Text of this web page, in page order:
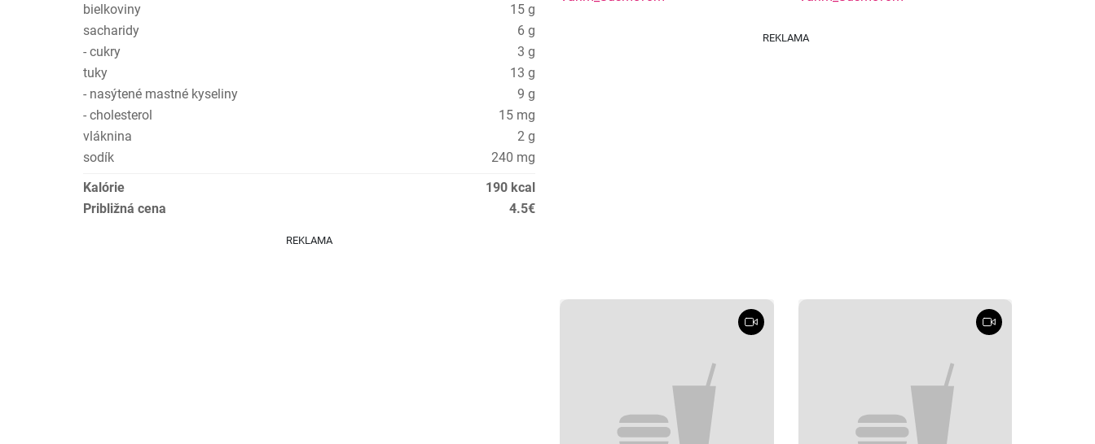
bielkoviny
15 g
sacharidy
6 g
- cukry
3 g
tuky
13 g
- nasýtené mastné kyseliny
9 g
- cholesterol
15 mg
vláknina
2 g
sodík
240 mg
Kalórie
190 kcal
Približná cena
4.5€
REKLAMA
REKLAMA